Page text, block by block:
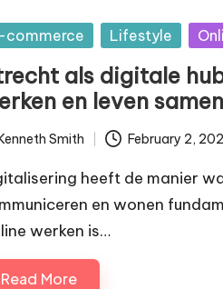
commerce Lifestyle
als digitale
en leven
Smith February 2,
heeft de manier
en wonen
werken is…
Read More